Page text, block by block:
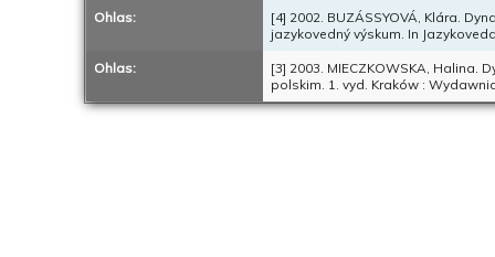
Ohlas:
[4] 2002. BUZÁSSYOVÁ, Klára.
jazykovedný výskum. In
Ohlas:
[3] 2003. MIECZKOWSKA,
polskim. 1. vyd. Kraków :